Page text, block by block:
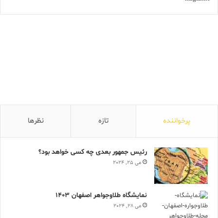
اما الهام شومه تنها از ناپلئون برنمی‌خاست؛ دو زن، ژوزفین و ماری‌لوییز،
روح و جوهره‌ی این میراث‌اند. ژوزفین، همسر نخست امپراتور، زنی با
ذوقی بی‌بدیل بود که ظرافت و مدرنیته را در عصر خویش بازتعریف کرد.
سلیقه‌اش چنان پیشرو بود که هنوز در سبک‌های معاصر شومه بازتاب
دارد.
پایان یافت، زیرا امپراتریس نتوانست وارثی برای امپراتوری بیاورد.
ناپلئون، برای تداوم سلطنت، در ۱۸۱۰ با ماری‌لوییز، دختر امپراتور
اتریش، ازدواج کرد. یک سال بعد، فرزندشان به دنیا آمد؛ پادشاه رم.
پرخواننده تازه نظرها
رئیس جمهور بعدی چه کسی خواهد بود؟
می 25, 2024
نمایشگاه طلاوجواهر اصفهان 1403
می 28, 2024